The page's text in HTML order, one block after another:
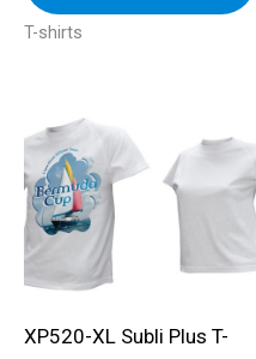
T-shirts
XP520-XL Subli Plus T-